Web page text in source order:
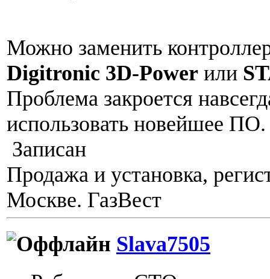
Можно заменить
Digitronic 3D-Power или
Проблема закроется
использовать новейшее ПО.
Записан
Продажа и установка,
Москве. ГазВест
Slava7505